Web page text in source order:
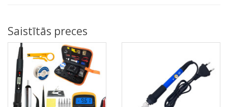
Saistītās preces